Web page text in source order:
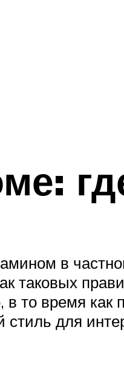
в
таковых
то время
стиль для